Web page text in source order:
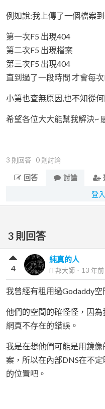
例如說:我上傳了一個檔案
第一次F5 出現404
第二次F5 出現檔案
第三次F5 出現404
直到過了一段時間 才會每
小第也查無原因,也不知從
希望各位大大能幫我解決~
3 則回答 0 則討論
回答
討論
登
3 則回答
純真的人
iT邦大師 ． 13 年前
4
我曾經有租用過Godaddy空
他們的空間的確怪怪，因
網頁不存在的錯誤。
我是在想他們可能是用鏡
案，所以在內部DNS在不
的位置吧。